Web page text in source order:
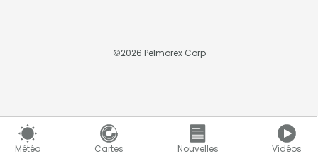
Météo Cartes Nouvelles Vidéos
©2026 Pelmorex Corp